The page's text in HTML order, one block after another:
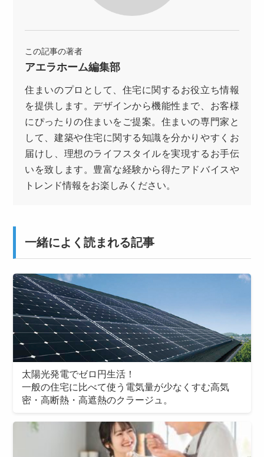
この記事の著者
アエラホーム編集部
住まいのプロとして、住宅に関するお役立ち情報
を提供します。デザインから機能性まで、お客様
にぴったりの住まいをご提案。住まいの専門家と
して、建築や住宅に関する知識を分かりやすくお
届けし、理想のライフスタイルを実現するお手伝
いを致します。豊富な経験から得たアドバイスや
トレンド情報をお楽しみください。
一緒によく読まれる記事
太陽光発電でゼロ円生活！
一般の住宅に比べて使う電気量が少なくすむ高気
密・高断熱・高遮熱のクラージュ。